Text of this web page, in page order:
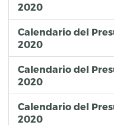
2020
Calendario del
2020
Calendario del
2020
Calendario del
2020